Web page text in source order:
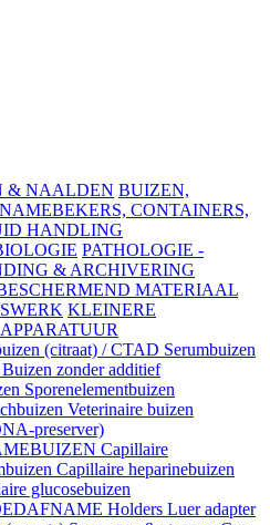
& NAALDEN BUIZEN,
CONTAINERS,
HANDLING
PATHOLOGIE -
& ARCHIVERING
MATERIAAL
KLEINERE
(citraat) / CTAD Serumbuizen
Buizen zonder additief
Sporenelementbuizen
Veterinaire buizen
preserver)
Capillaire
Capillaire heparinebuizen
glucosebuizen
Holders Luer adapter